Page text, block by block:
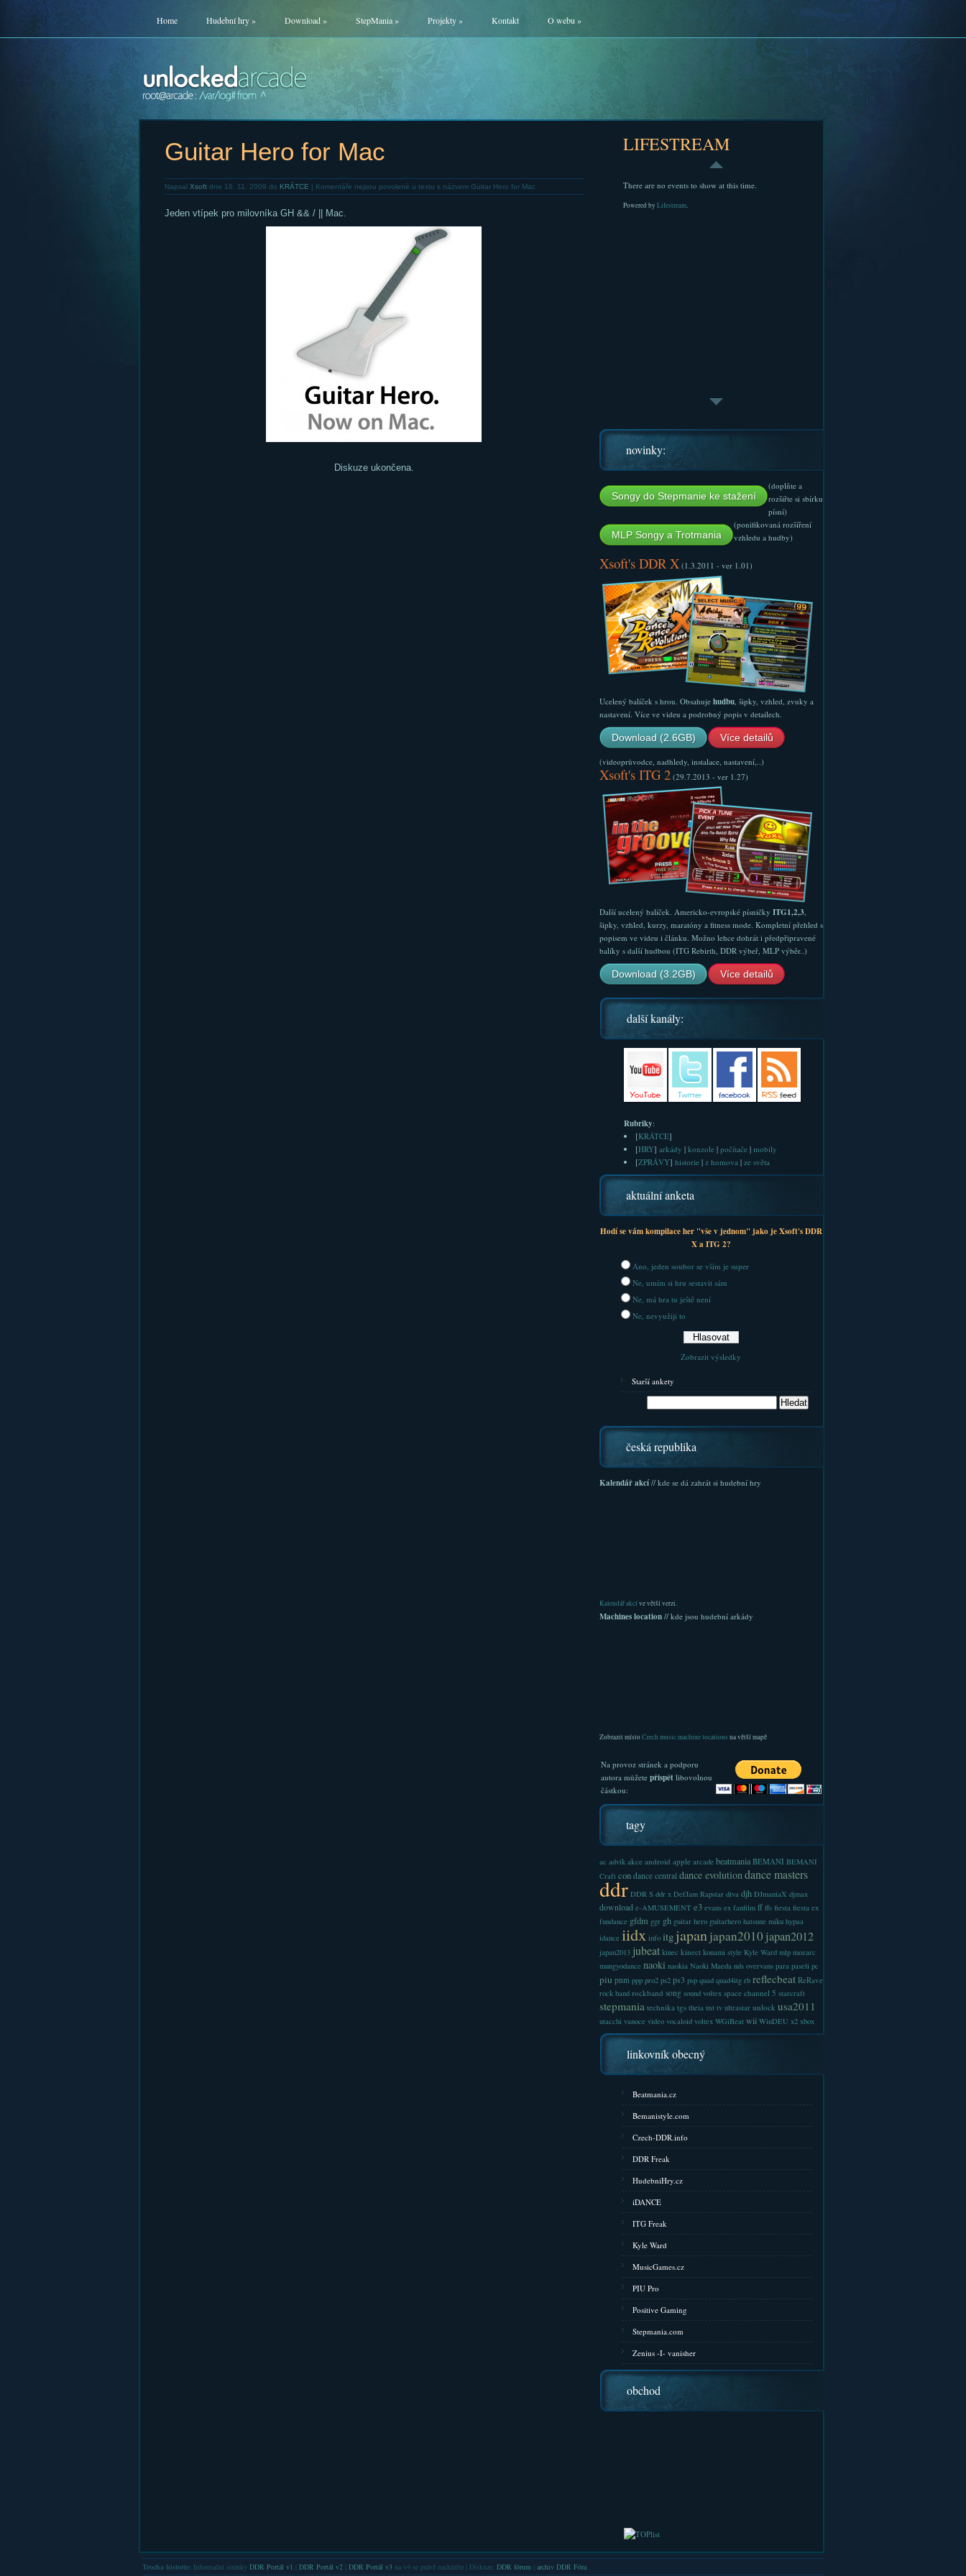
Home Hudební hry» Download» StepMania» Projekty» Kontakt O webu »
Guitar Hero for Mac
Napsal Xsoftdne 16. 11. 2009 do KRÁTCE | Komentáře nejsou povolené u textu s názvem Guitar Hero for Mac
Jeden vtípek pro milovníka GH && / || Mac.
Diskuze ukončena.
LIFESTREAM
There are no events to show at this time.
Powered by Lifestream.
novinky:
Songy do Stepmanie ke stažení
(doplňte a
rozšiřte si sbírku
písní)
MLP Songy a Trotmania
(ponifikovaná rozšíření
vzhledu a hudby)
Xsoft's DDR X(1.3.2011 - ver 1.01)
Ucelený balíček s hrou. Obsahuje hudbu, šipky, vzhled, zvuky a
nastavení. Více ve videu a podrobný popis v detailech.
Download (2.6GB) Více detailů
(videoprůvodce, nadhledy, instalace, nastavení,..)
Xsoft's ITG 2(29.7.2013 - ver 1.27)
Další ucelený balíček. Americko-evropské písničky ITG1,2,3,
šipky, vzhled, kurzy, maratóny a fitness mode. Kompletní přehled s
popisem ve videu i článku. Možno lehce dohrát i předpřipravené
balíky s další hudbou (ITG Rebirth, DDR výbeř, MLP výběr..)
Download (3.2GB) Více detailů
další kanály:
Rubriky:
[KRÁTCE]
[HRY] arkády | konzole| počítače| mobily
[ZPRÁVY] historie| z homova| ze světa
aktuální anketa
Hodí se vám kompilace her "vše v jednom" jako je Xsoft's DDR
X a ITG 2?
Ano, jeden soubor se vším je super
Ne, umím si hru sestavit sám
Ne, má hra tu ještě není
Ne, nevyužiji to
Zobrazit výsledky
Starší ankety
česká republika
Kalendář akcí// kde se dá zahrát si hudební hry
Kalendář akcíve větší verzi.
Machines location// kde jsou hudební arkády
Zobrazit místoCzech music machine locations na větší mapě
Na provoz stránek a podporu
autora můžete přispětlibovolnou
částkou:
tagy
ac advik akce android apple arcade beatmania BEMANI BEMANI
Craft con dance central dance evolutiondance masters
ddr DDR S ddr x DefJam Rapstar diva djh DJmaniaX djmax
download e-AMUSEMENT e3 evans ex fanfilm ff ffs fiesta fiesta ex
fundance gfdm ggr gh guitar hero guitarhero hatsune miku hypaa
idance iidx info itg japanjapan2010 japan2012
japan2013 jubeat kinec kinect konami style Kyle Ward mlp mozarc
mungyodance naoki naokia Naoki Maeda nds overvans para paseli pc
piu pnm ppp pro2 ps2 ps3 psp quad quad4itg rb reflecbeat ReRave
rock band rockband song sound voltex space channel 5 starcraft
stepmania technika tgs theia tnt tv ultrastar unlock usa2011
utacchi vanoce video vocaloid voltex WGiBeat wii WinDEU x2 xbox
linkovník obecný
Beatmania.cz
Bemanistyle.com
Czech-DDR.info
DDR Freak
HudebniHry.cz
iDANCE
ITG Freak
Kyle Ward
MusicGames.cz
PIU Pro
Positive Gaming
Stepmania.com
Zenius -I- vanisher
obchod
Trocha historie: Informační stránky DDR Portál v1 DDR Portál v2| DDR Portál v3na v4 se právě nacházíte | Diskuze: DDR fórum archiv DDR Fóra